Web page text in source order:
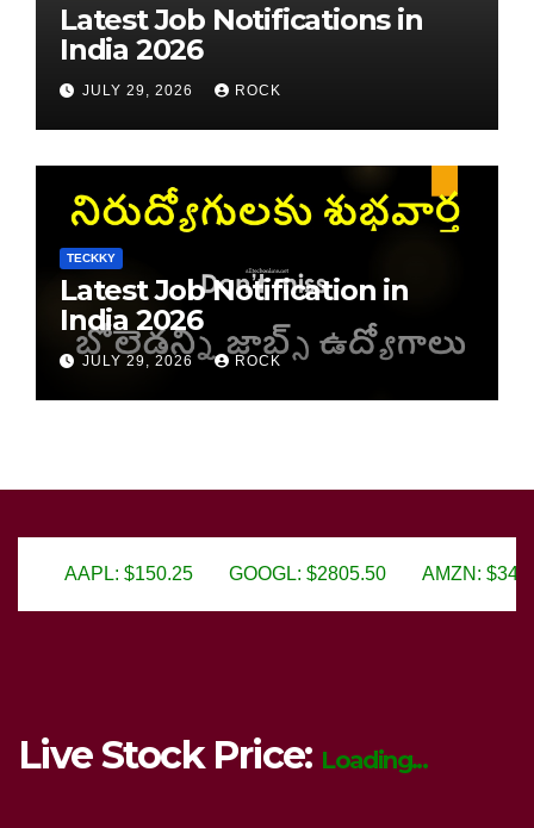
Latest Job Notifications in
India 2026
JULY 29, 2026 ROCK
TECKKY
Latest Job Notification in
India 2026
JULY 29, 2026 ROCK
GOOGL: $2805.50 AMZN: $3450.75 MSFT:
Live Stock Price: Loading...